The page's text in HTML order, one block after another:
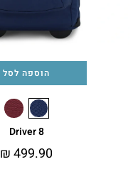
הוספה לסל
Driver 8
₪499.90